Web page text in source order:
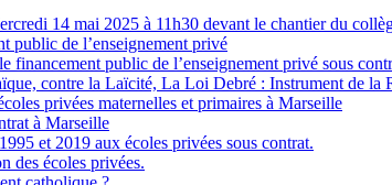
14 mai 2025 à 11h30 devant le chantier du
public de l’enseignement privé
financement public de l’enseignement privé sous
contre la Laïcité, La Loi Debré : Instrument de la
privées maternelles et primaires à Marseille
à Marseille
et 2019 aux écoles privées sous contrat.
des écoles privées.